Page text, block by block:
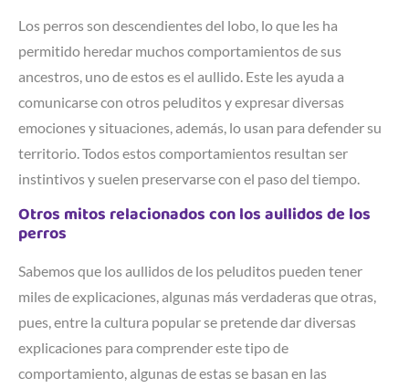
Los perros son descendientes del lobo, lo que les ha
permitido heredar muchos comportamientos de sus
ancestros, uno de estos es el aullido. Este les ayuda a
comunicarse con otros peluditos y expresar diversas
emociones y situaciones, además, lo usan para defender su
territorio. Todos estos comportamientos resultan ser
instintivos y suelen preservarse con el paso del tiempo.
Otros mitos relacionados con los aullidos de los
perros
Sabemos que los aullidos de los peluditos pueden tener
miles de explicaciones, algunas más verdaderas que otras,
pues, entre la cultura popular se pretende dar diversas
explicaciones para comprender este tipo de
comportamiento, algunas de estas se basan en las